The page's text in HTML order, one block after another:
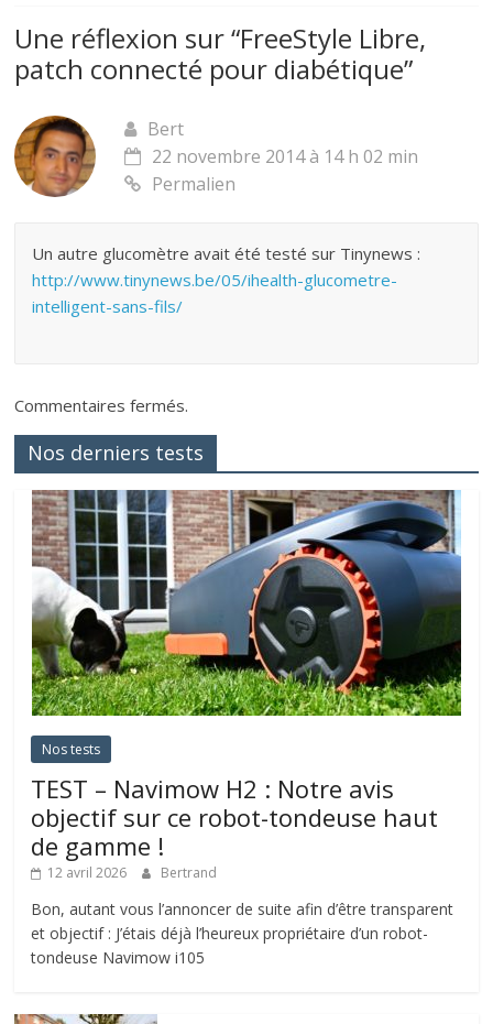
Une réflexion sur “FreeStyle Libre,
patch connecté pour diabétique”
Bert
22 novembre 2014 à 14 h 02 min
Permalien
Un autre glucomètre avait été testé sur Tinynews :
http://www.tinynews.be/05/ihealth-glucometre-
intelligent-sans-fils/
Commentaires fermés.
Nos derniers tests
Nos tests
TEST – Navimow H2 : Notre avis
objectif sur ce robot-tondeuse haut
de gamme !
12 avril 2026 Bertrand
Bon, autant vous l’annoncer de suite afin d’être transparent
et objectif : J’étais déjà l’heureux propriétaire d’un robot-
tondeuse Navimow i105